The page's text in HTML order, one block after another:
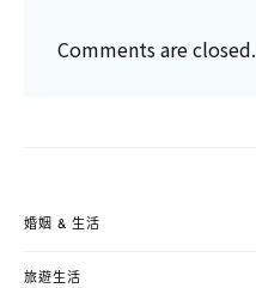
Comments are closed.
婚姻 & 生活
旅遊生活